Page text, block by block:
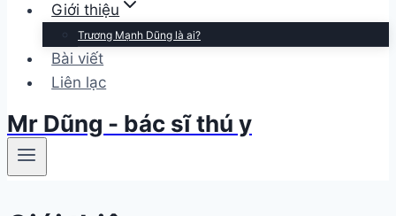
Giới thiệu
Trương Mạnh Dũng là ai?
Bài viết
Liên lạc
Mr Dũng - bác sĩ thú y